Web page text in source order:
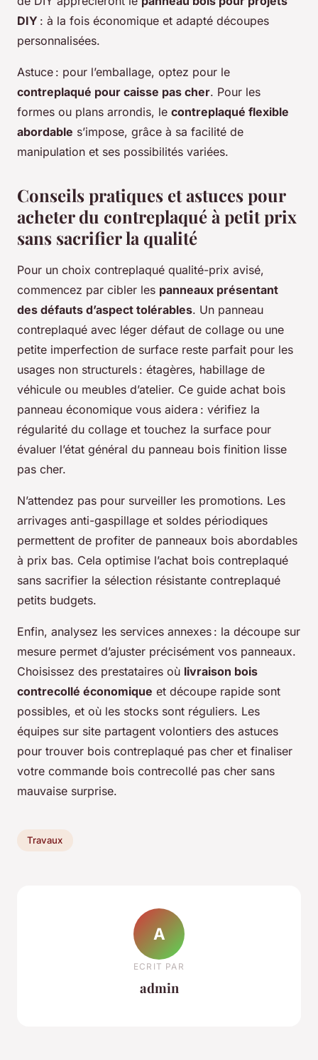
DIY : à la fois économique et adapté découpes
personnalisées.
Astuce : pour l’emballage, optez pour le
contreplaqué pour caisse pas cher. Pour les
formes ou plans arrondis, le contreplaqué flexible
abordable s’impose, grâce à sa facilité de
manipulation et ses possibilités variées.
Conseils pratiques et astuces pour
acheter du contreplaqué à petit prix
sans sacrifier la qualité
Pour un choix contreplaqué qualité-prix avisé,
commencez par cibler les panneaux présentant
des défauts d’aspect tolérables. Un panneau
contreplaqué avec léger défaut de collage ou une
petite imperfection de surface reste parfait pour les
usages non structurels : étagères, habillage de
véhicule ou meubles d’atelier. Ce guide achat bois
panneau économique vous aidera : vérifiez la
régularité du collage et touchez la surface pour
évaluer l’état général du panneau bois finition lisse
pas cher.
N’attendez pas pour surveiller les promotions. Les
arrivages anti-gaspillage et soldes périodiques
permettent de profiter de panneaux bois abordables
à prix bas. Cela optimise l’achat bois contreplaqué
sans sacrifier la sélection résistante contreplaqué
petits budgets.
Enfin, analysez les services annexes : la découpe sur
mesure permet d’ajuster précisément vos panneaux.
Choisissez des prestataires où livraison bois
contrecollé économique et découpe rapide sont
possibles, et où les stocks sont réguliers. Les
équipes sur site partagent volontiers des astuces
pour trouver bois contreplaqué pas cher et finaliser
votre commande bois contrecollé pas cher sans
mauvaise surprise.
Travaux
A
ECRIT PAR
admin